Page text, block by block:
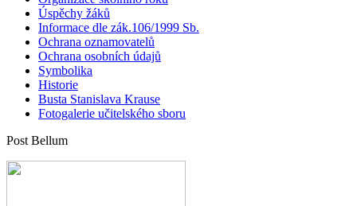
Úspěchy žáků
Informace dle zák.106/1999 Sb.
Ochrana oznamovatelů
Ochrana osobních údajů
Symbolika
Historie
Busta Stanislava Krause
Fotogalerie učitelského sboru
Post Bellum